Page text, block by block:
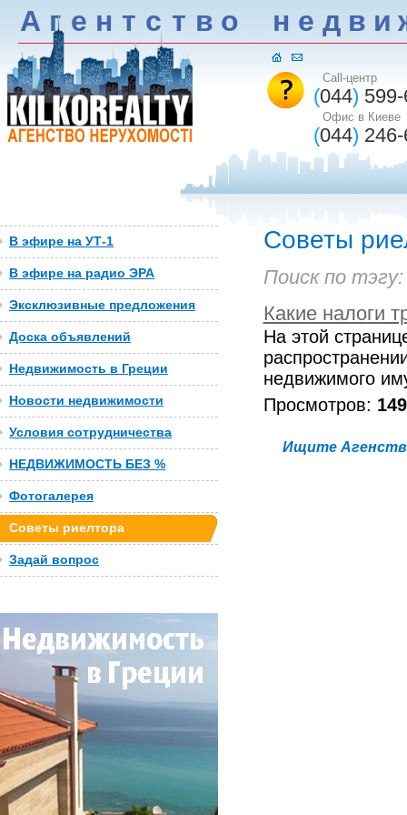
А г е н т c т в о н е д в и
Call-центр
(044)
Офис в Киеве
(044)
В эфире на УТ-1
В эфире на радио ЭРА
Эксклюзивные предложения
Доска объявлений
Недвижимость в Греции
Новости недвижимости
Условия сотрудничества
НЕДВИЖИМОСТЬ БЕЗ %
Фотогалерея
Советы риелтора
Задай вопрос
Советы
Поиск по
Какие налоги
На этой
недвижимого
Просмотров: 149
Ищите